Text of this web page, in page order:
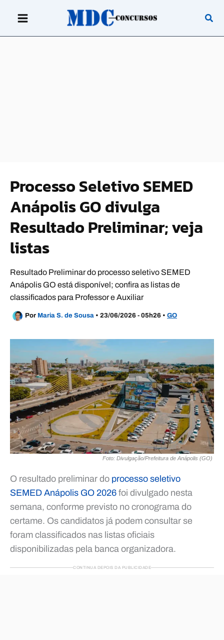
Processo Seletivo SEMED
Anápolis GO divulga
Resultado Preliminar; veja
listas
Resultado Preliminar do processo seletivo SEMED
Anápolis GO está disponível; confira as listas de
classificados para Professor e Auxiliar
Por Maria S. de Sousa • 23/06/2026 - 05h26 • GO
Foto: Divulgação/Prefeitura de Anápolis (GO)
O resultado preliminar do processo seletivo
SEMED Anápolis GO 2026 foi divulgado nesta
semana, conforme previsto no cronograma do
certame. Os candidatos já podem consultar se
foram classificados nas listas oficiais
disponibilizadas pela banca organizadora.
CONTINUA DEPOIS DA PUBLICIDADE